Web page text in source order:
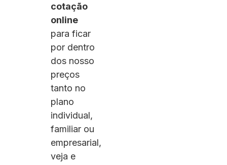
cotação
online
para ficar
por dentro
dos nosso
preços
tanto no
plano
individual,
familiar ou
empresarial,
veja e